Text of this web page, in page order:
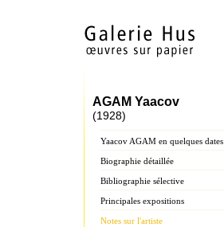
AGAM Yaacov
(1928)
Yaacov AGAM en quelques dates
Biographie détaillée
Bibliographie sélective
Principales expositions
Notes sur l'artiste